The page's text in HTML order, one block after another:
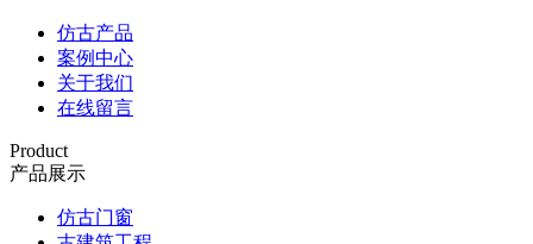
仿古产品
案例中心
关于我们
在线留言
Product
产品展示
仿古门窗